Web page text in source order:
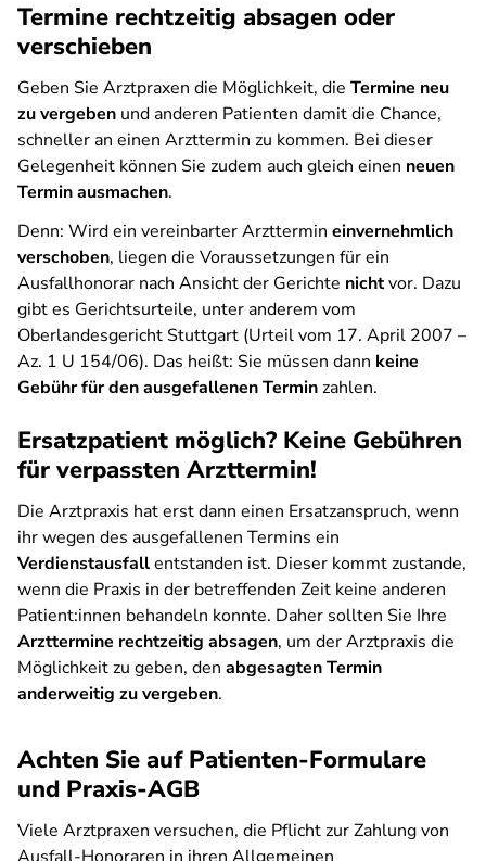
Termine rechtzeitig absagen oder
verschieben
Geben Sie Arztpraxen die Möglichkeit, die Termine neu
zu vergeben und anderen Patienten damit die Chance,
schneller an einen Arzttermin zu kommen. Bei dieser
Gelegenheit können Sie zudem auch gleich einen neuen
Termin ausmachen.
Denn: Wird ein vereinbarter Arzttermin einvernehmlich
verschoben, liegen die Voraussetzungen für ein
Ausfallhonorar nach Ansicht der Gerichte nichtvor. Dazu
gibt es Gerichtsurteile, unter anderem vom
Oberlandesgericht Stuttgart (Urteil vom 17. April 2007 –
Az. 1 U 154/06). Das heißt: Sie müssen dann keine
Gebühr für den ausgefallenen Terminzahlen.
Ersatzpatient möglich? Keine Gebühren
für verpassten Arzttermin!
Die Arztpraxis hat erst dann einen Ersatzanspruch, wenn
ihr wegen des ausgefallenen Termins ein
Verdienstausfallentstanden ist. Dieser kommt zustande,
wenn die Praxis in der betreffenden Zeit keine anderen
Patient:innen behandeln konnte. Daher sollten Sie Ihre
Arzttermine rechtzeitig absagen, um der Arztpraxis die
Möglichkeit zu geben, den abgesagten Termin
anderweitig zu vergeben.
Achten Sie auf Patienten-Formulare
und Praxis-AGB
Viele Arztpraxen versuchen, die Pflicht zur Zahlung von